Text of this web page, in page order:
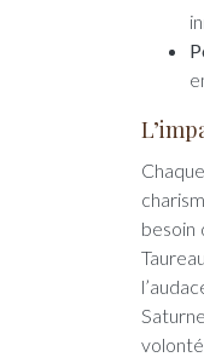
besoin